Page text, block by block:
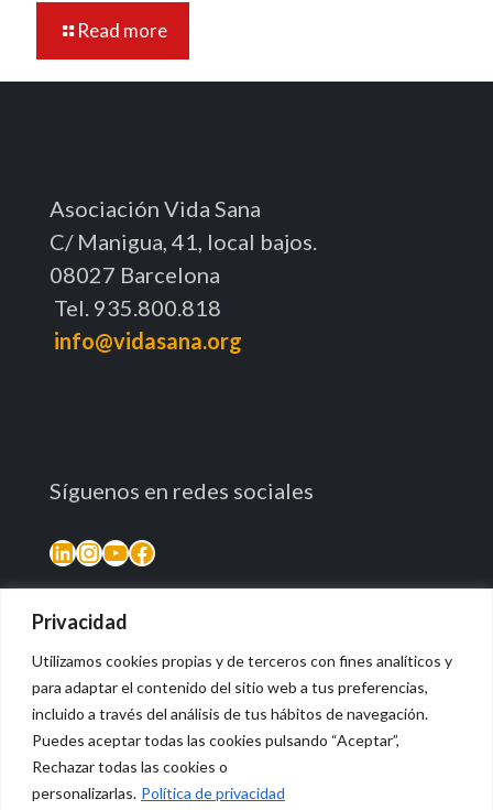
Privacidad
Utilizamos cookies propias y de terceros con fines analíticos y
para adaptar el contenido del sitio web a tus preferencias,
incluido a través del análisis de tus hábitos de navegación.
Puedes aceptar todas las cookies pulsando “Aceptar”,
Rechazar todas las cookies o
personalizarlas. Política de privacidad
Read more
Asociación Vida Sana
C/ Manigua, 41, local bajos.
08027 Barcelona
Tel. 935.800.818
info@vidasana.org
Síguenos en redes sociales
LinkedIn
Instagram
YouTube
Facebook
© 2026 Vidasana | All Rights Reserved